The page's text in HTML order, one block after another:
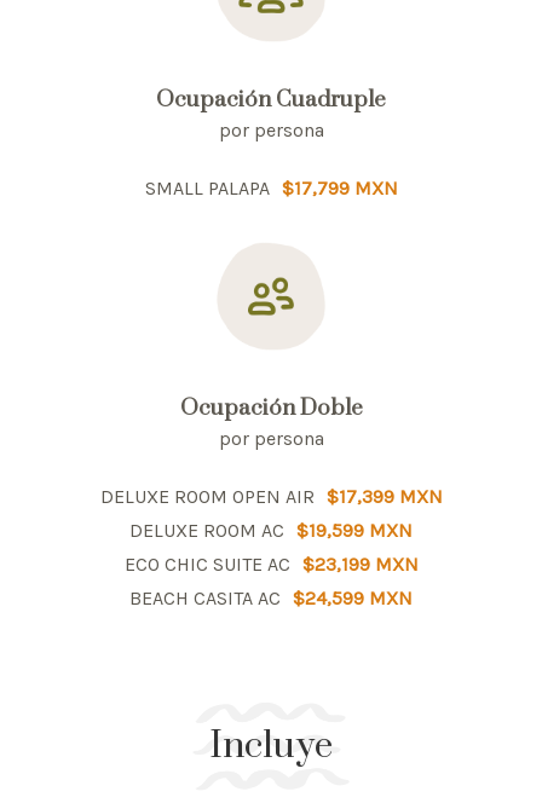
Ocupación Cuadruple
por persona
SMALL PALAPA $17,799 MXN
Ocupación Doble
por persona
DELUXE ROOM OPEN AIR $17,399 MXN
DELUXE ROOM AC $19,599 MXN
ECO CHIC SUITE AC $23,199 MXN
BEACH CASITA AC $24,599 MXN
Incluye